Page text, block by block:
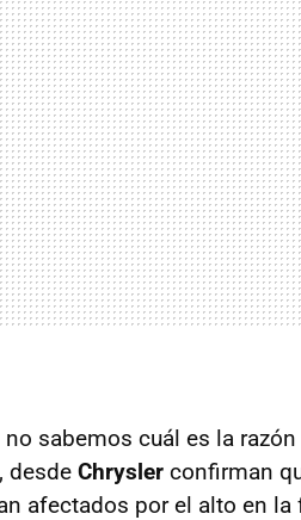
no sabemos cuál es la
desde Chrysler confirman
afectados por el alto en